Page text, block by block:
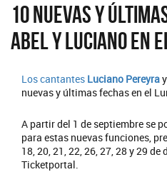
10 nuevas y
Abel y Luciano en
Los cantantes Luciano Pereyray
nuevas y últimas fechas en el
A partir del 1 de septiembre se
para estas nuevas funciones,
18, 20, 21, 22, 26, 27, 28 y 29
Ticketportal.